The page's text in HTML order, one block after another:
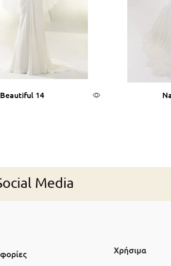
Beautiful 14
Media
Χρήσιμα